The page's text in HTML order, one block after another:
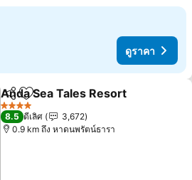
ดูราคา
แชร์ เพิ่มในรายการโปรด
Anda Sea Tales Resort
4 ดาว
8.5 ดีเลิศ
3,672
0.9 km ถึง หาดนพรัตน์ธารา